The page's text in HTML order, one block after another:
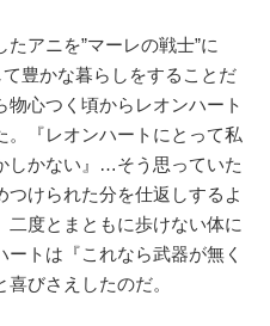
アニを”マーレの戦士”に
て豊かな暮らしをすることだ
物心つく頃からレオンハート
。『レオンハートにとって私
しかない』…そう思っていた
けられた分を仕返しするよ
二度とまともに歩けない体に
トは『これなら武器が無く
びさえしたのだ。